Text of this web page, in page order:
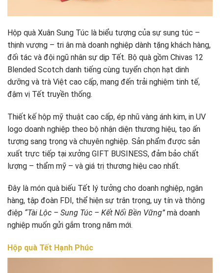
Hộp quà Xuân Sung Túc là biểu tượng của sự sung túc –
thịnh vượng – tri ân mà doanh nghiệp dành tặng khách hàng,
đối tác và đội ngũ nhân sự dịp Tết. Bộ quà gồm Chivas 12
Blended Scotch danh tiếng cùng tuyển chọn hạt dinh
dưỡng và trà Việt cao cấp, mang đến trải nghiệm tinh tế,
đậm vị Tết truyền thống.
Thiết kế hộp mỹ thuật cao cấp, ép nhũ vàng ánh kim, in UV
logo doanh nghiệp theo bộ nhận diện thương hiệu, tạo ấn
tượng sang trọng và chuyên nghiệp. Sản phẩm được sản
xuất trực tiếp tại xưởng GIFT BUSINESS, đảm bảo chất
lượng – thẩm mỹ – và giá trị thương hiệu cao nhất.
Đây là món quà biếu Tết lý tưởng cho doanh nghiệp, ngân
hàng, tập đoàn FDI, thể hiện sự trân trọng, uy tín và thông
điệp “Tài Lộc – Sung Túc – Kết Nối Bền Vững” mà doanh
nghiệp muốn gửi gắm trong năm mới.
Hộp quà Tết Hạnh Phúc